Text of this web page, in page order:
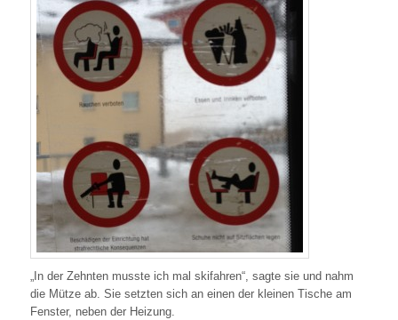
„In der Zehnten musste ich mal skifahren“, sagte sie und nahm
die Mütze ab. Sie setzten sich an einen der kleinen Tische am
Fenster, neben der Heizung.